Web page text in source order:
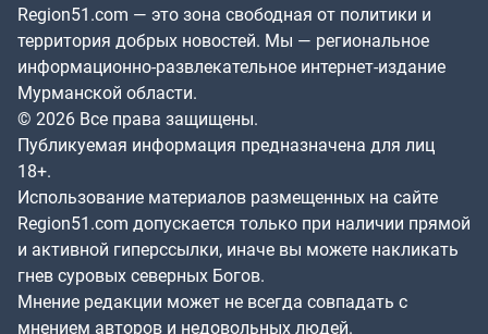
Region51.com — это зона свободная от политики и
территория добрых новостей. Мы — региональное
информационно-развлекательное интернет-издание
Мурманской области.
© 2026 Все права защищены.
Публикуемая информация предназначена для лиц
18+.
Использование материалов размещенных на сайте
Region51.com допускается только при наличии прямой
и активной гиперссылки, иначе вы можете накликать
гнев суровых северных Богов.
Мнение редакции может не всегда совпадать с
мнением авторов и недовольных людей.